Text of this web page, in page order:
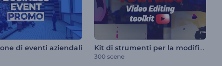
di eventi aziendali Kit di strumenti per la modifica di video su YouTube
300 scene